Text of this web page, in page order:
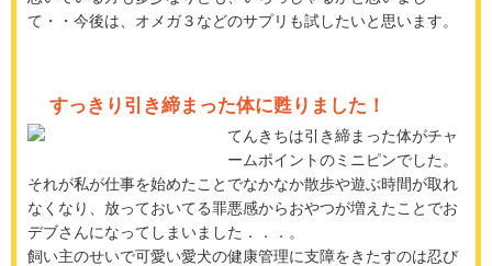
て・・今後は、オメガ３などのサプリも試したいと思います。
すっきり引き締まった体に甦りました！
てんきちは引き締まった体がチャ
ームポイントのミニピンでした。
それが私が仕事を始めたことでなかなか散歩や遊ぶ時間が取れ
なくなり、放っておいてる罪悪感からおやつが増えたことでお
デブさんになってしまいました．．．。
飼い主のせいで可愛い愛犬の健康管理に支障をきたすのは忍び